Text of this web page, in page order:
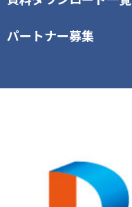
パートナー募集